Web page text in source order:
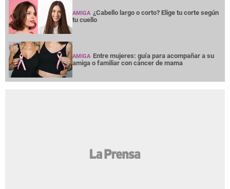
AMIGA ¿Cabello largo o corto? Elige tu corte según
tu cuello
AMIGA Entre mujeres: guía para acompañar a su
amiga o familiar con cáncer de mama